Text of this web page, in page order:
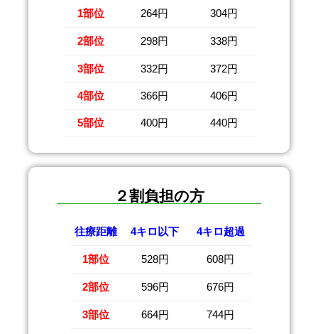
1部位 264円 304円
2部位 298円 338円
3部位 332円 372円
4部位 366円 406円
5部位 400円 440円
２割負担の方
往療距離 4キロ以下 4キロ超過
1部位 528円 608円
2部位 596円 676円
3部位 664円 744円